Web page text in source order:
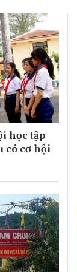
học tập
có cơ hội